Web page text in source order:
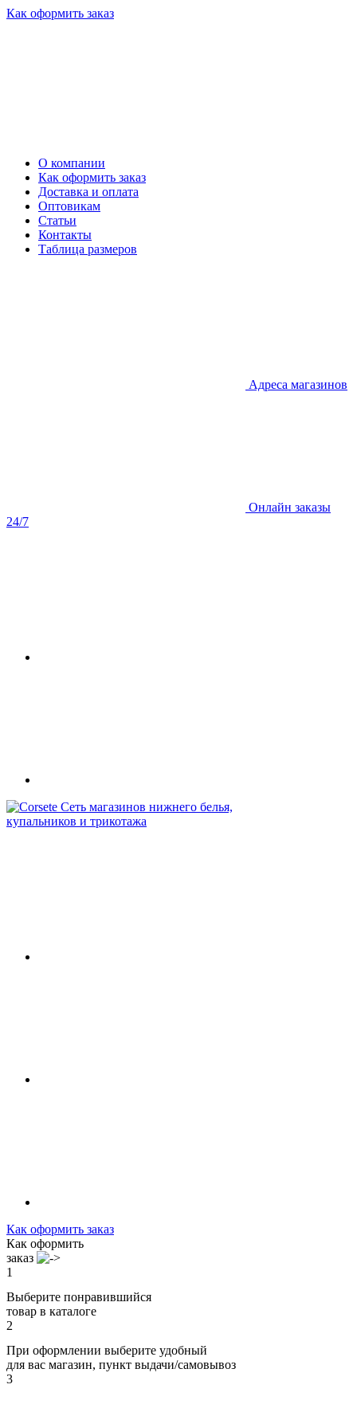
Как оформить заказ
О компании
Как оформить заказ
Доставка и оплата
Оптовикам
Статьи
Контакты
Таблица размеров
Адреса магазинов
Онлайн заказы
24/7
Сеть магазинов нижнего белья,
купальников и трикотажа
Как оформить заказ
Как оформить
заказ
1
Выберите понравившийся
товар в каталоге
2
При оформлении выберите удобный
для вас магазин, пункт выдачи/самовывоз
3